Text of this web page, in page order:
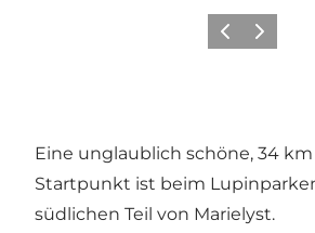
ZurückWeiter
Eine unglaublich schöne, 34 km
Startpunkt ist beim
südlichen Teil von Marielyst.